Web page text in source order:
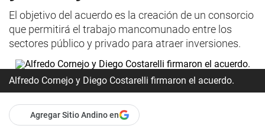
El objetivo del acuerdo es la creación de un consorcio
que permitirá el trabajo mancomunado entre los
sectores público y privado para atraer inversiones.
Alfredo Cornejo y Diego Costarelli firmaron el acuerdo.
Agregar Sitio Andino en